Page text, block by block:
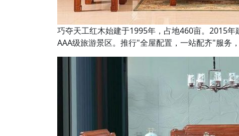
巧夺天工红木始建于1995年，占地460亩。2015
AAA级旅游景区。推行"全屋配置，一站配齐"服务